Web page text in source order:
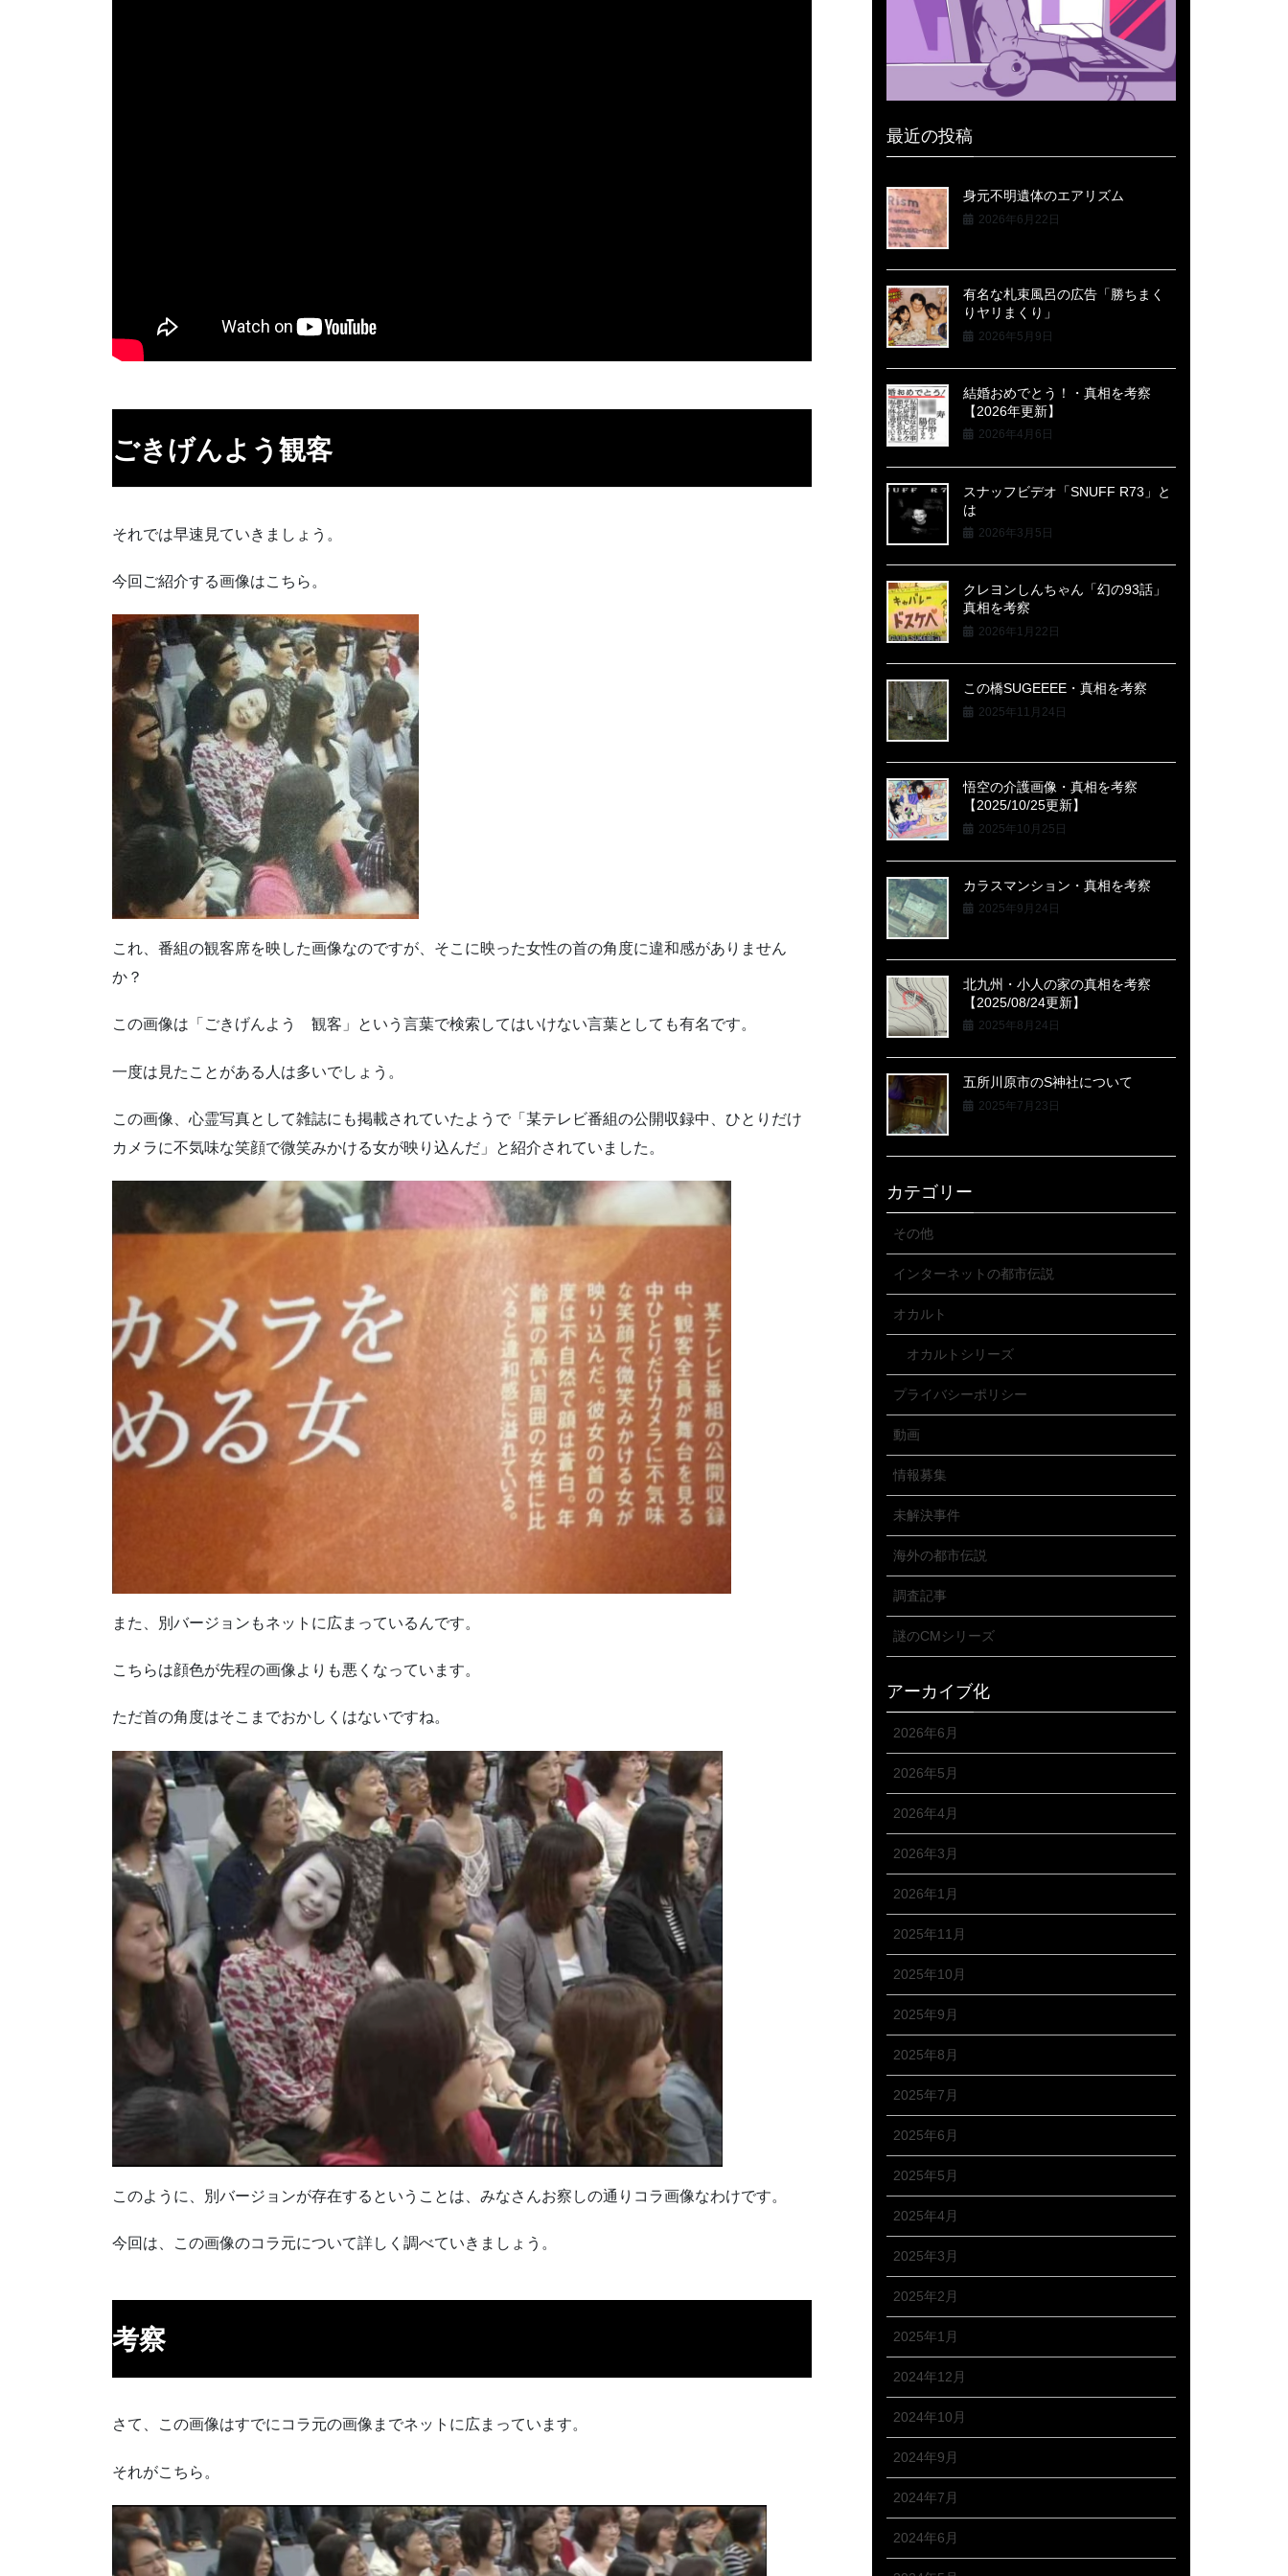
ごきげんよう観客
それでは早速見ていきましょう。
今回ご紹介する画像はこちら。
これ、番組の観客席を映した画像なのですが、そこに映った女性の首の角度に違和感がありません
か？
この画像は「ごきげんよう 観客」という言葉で検索してはいけない言葉としても有名です。
一度は見たことがある人は多いでしょう。
この画像、心霊写真として雑誌にも掲載されていたようで「某テレビ番組の公開収録中、ひとりだけ
カメラに不気味な笑顔で微笑みかける女が映り込んだ」と紹介されていました。
また、別バージョンもネットに広まっているんです。
こちらは顔色が先程の画像よりも悪くなっています。
ただ首の角度はそこまでおかしくはないですね。
このように、別バージョンが存在するということは、みなさんお察しの通りコラ画像なわけです。
今回は、この画像のコラ元について詳しく調べていきましょう。
考察
さて、この画像はすでにコラ元の画像までネットに広まっています。
それがこちら。
最近の投稿
身元不明遺体のエアリズム
2026年6月22日
有名な札束風呂の広告「勝ちまく
りヤリまくり」
2026年5月9日
結婚おめでとう！・真相を考察
【2026年更新】
2026年4月6日
スナッフビデオ「SNUFF R73」と
は
2026年3月5日
クレヨンしんちゃん「幻の93話」
真相を考察
2026年1月22日
この橋SUGEEEE・真相を考察
2025年11月24日
悟空の介護画像・真相を考察
【2025/10/25更新】
2025年10月25日
カラスマンション・真相を考察
2025年9月24日
北九州・小人の家の真相を考察
【2025/08/24更新】
2025年8月24日
五所川原市のS神社について
2025年7月23日
カテゴリー
その他
インターネットの都市伝説
オカルト
オカルトシリーズ
プライバシーポリシー
動画
情報募集
未解決事件
海外の都市伝説
調査記事
謎のCMシリーズ
アーカイブ化
2026年6月
2026年5月
2026年4月
2026年3月
2026年1月
2025年11月
2025年10月
2025年9月
2025年8月
2025年7月
2025年6月
2025年5月
2025年4月
2025年3月
2025年2月
2025年1月
2024年12月
2024年10月
2024年9月
2024年7月
2024年6月